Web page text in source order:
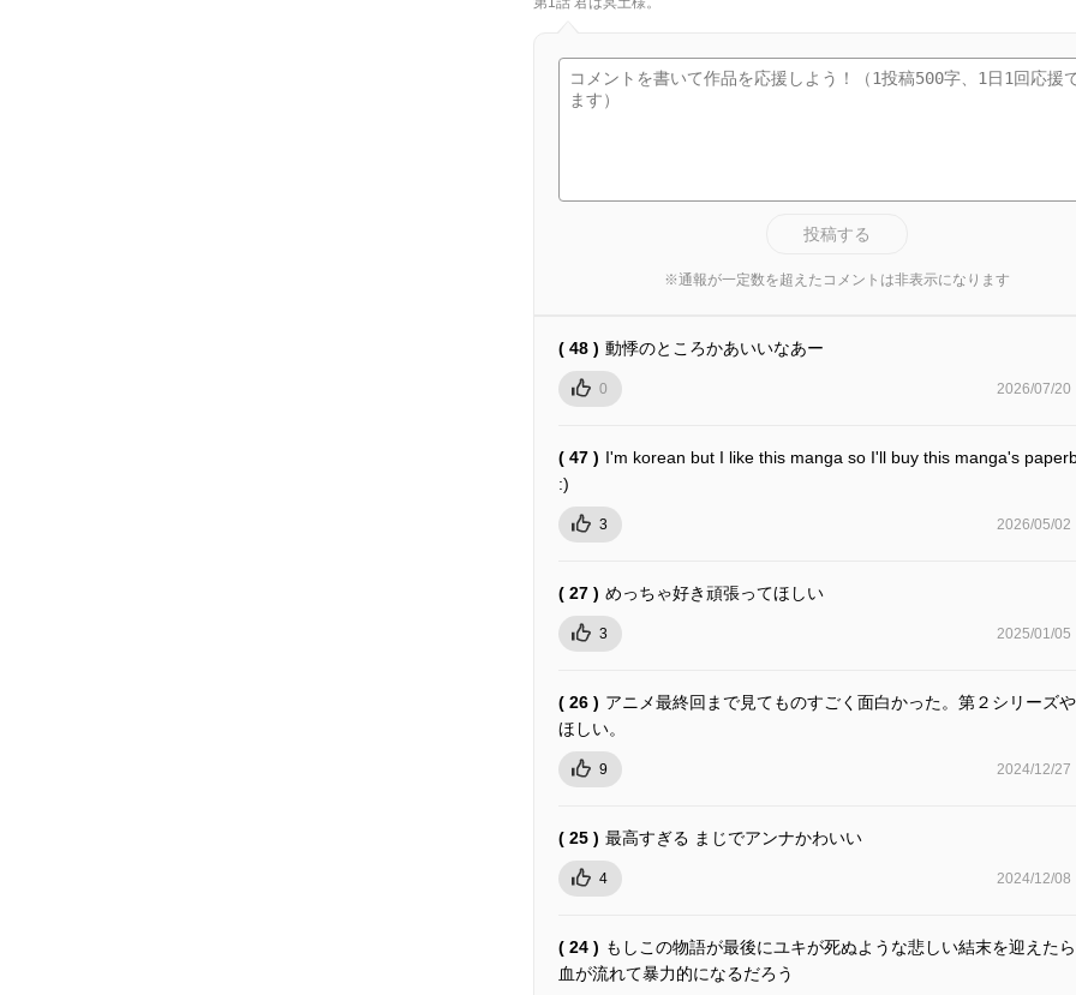
投稿する
※通報が一定数を超えたコメントは非表示になります
( 48 ) 動悸のところかあいいなあー
0 2026/07/20
( 47 ) I'm korean but I like this manga so I'll buy this manga's
:)
3 2026/05/02
( 27 ) めっちゃ好き頑張ってほしい
3 2025/01/05
( 26 ) アニメ最終回まで見てものすごく面白かった。第２シリーズ
ほしい。
9 2024/12/27
( 25 ) 最高すぎる まじでアンナかわいい
4 2024/12/08
( 24 ) もしこの物語が最後にユキが死ぬような悲しい結末を迎え
血が流れて暴力的になるだろう